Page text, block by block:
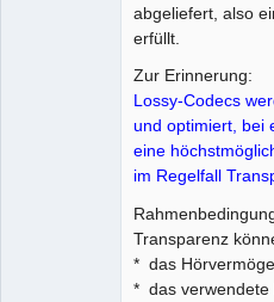
abgeliefert, also
erfüllt.
Zur Erinnerung:
Lossy-Codecs
und optimiert, bei
eine
im Regelfall
Transparenz
* das
* das verwendete